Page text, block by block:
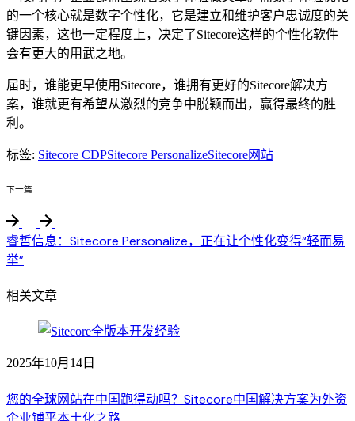
的一个核心就是数字个性化，它是建立和维护客户忠诚度的关
键因素，这也一定程度上，决定了Sitecore这样的个性化软件
会有更大的用武之地。
届时，谁能更早使用Sitecore，谁拥有更好的Sitecore解决方
案，谁就更有希望从激烈的竞争中脱颖而出，赢得最终的胜
利。
标签: Sitecore CDPSitecore PersonalizeSitecore网站
下一篇
睿哲信息：Sitecore Personalize，正在让个性化变得“轻而易
举”
相关文章
2025年10月14日
您的全球网站在中国跑得动吗？Sitecore中国解决方案为外资